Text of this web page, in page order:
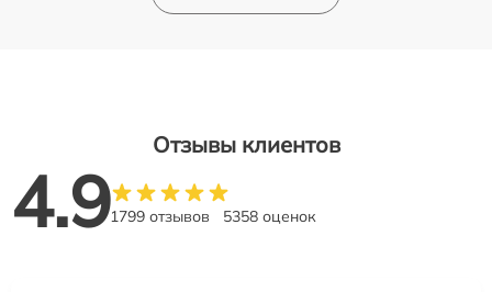
Отзывы клиентов
4.91799 отзывов 5358 оценок